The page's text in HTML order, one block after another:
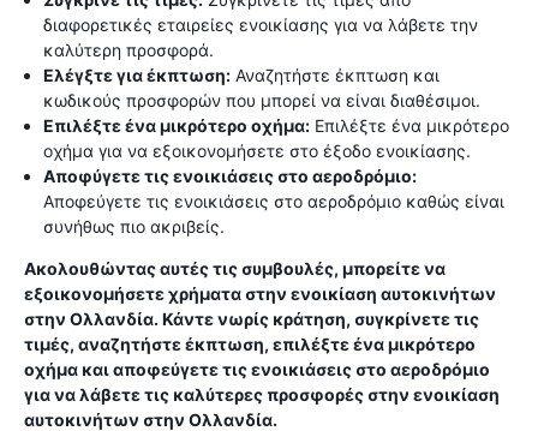
διαφορετικές εταιρείες ενοικίασης για να λάβετε την
καλύτερη προσφορά.
Ελέγξτε για έκπτωση: Αναζητήστε έκπτωση και
κωδικούς προσφορών που μπορεί να είναι διαθέσιμοι.
Επιλέξτε ένα μικρότερο οχήμα: Επιλέξτε ένα μικρότερο
οχήμα για να εξοικονομήσετε στο έξοδο ενοικίασης.
Αποφύγετε τις ενοικιάσεις στο αεροδρόμιο:
Αποφεύγετε τις ενοικιάσεις στο αεροδρόμιο καθώς είναι
συνήθως πιο ακριβείς.
Ακολουθώντας αυτές τις συμβουλές, μπορείτε να
εξοικονομήσετε χρήματα στην ενοικίαση αυτοκινήτων
στην Ολλανδία. Κάντε νωρίς κράτηση, συγκρίνετε τις
τιμές, αναζητήστε έκπτωση, επιλέξτε ένα μικρότερο
οχήμα και αποφεύγετε τις ενοικιάσεις στο αεροδρόμιο
για να λάβετε τις καλύτερες προσφορές στην ενοικίαση
αυτοκινήτων στην Ολλανδία.